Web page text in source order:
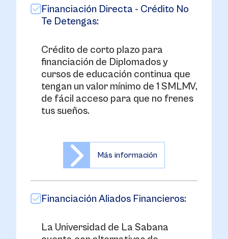
Financiación Directa - Crédito No
Te Detengas:
Crédito de corto plazo para
financiación de Diplomados y
cursos de educación continua que
tengan un valor mínimo de 1 SMLMV,
de fácil acceso para que no frenes
tus sueños.
Más información
Financiación Aliados Financieros:
La Universidad de La Sabana